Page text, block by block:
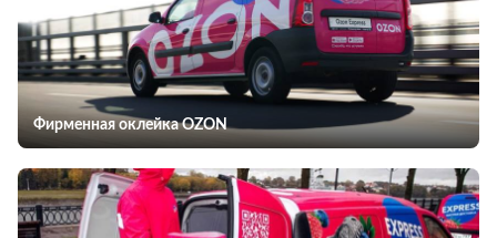
Фирменная оклейка OZON